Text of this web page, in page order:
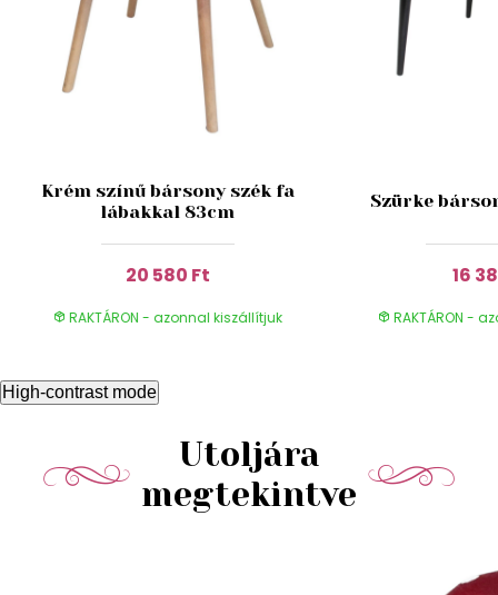
Krém színű bársony szék fa
lábakkal 83cm
20 580 Ft
RAKTÁRON - azonnal kiszállítjuk
Szürke
16
RAKTÁRON -
High-contrast mode
Utoljára
megtekintve